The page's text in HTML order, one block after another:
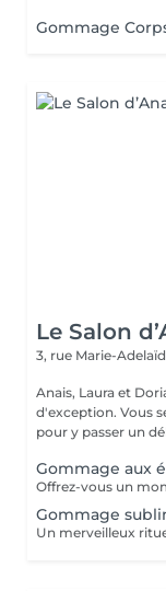
Gommage
Le Salon
3, rue Marie-
Anais, Laura et
d'exception. Vous serez accueillis dans un cadre raffiné et feutré
pour y passer un
Gommage aux
Gommage